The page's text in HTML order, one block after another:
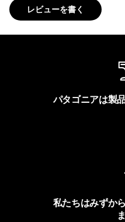
レビューを書く
パタゴニアは製
私たちはみずか